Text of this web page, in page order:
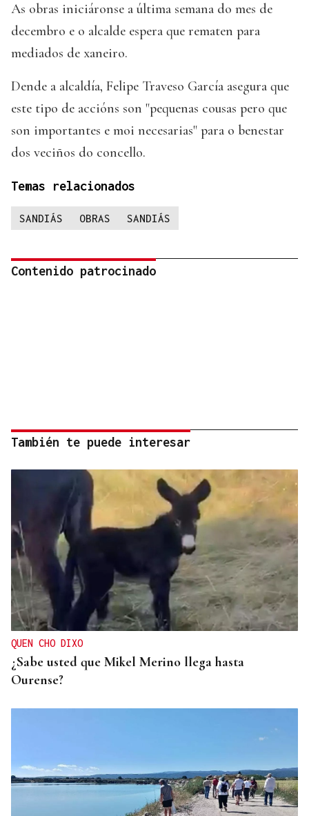
As obras iniciáronse a última semana do mes de
decembro e o alcalde espera que rematen para
mediados de xaneiro.
Dende a alcaldía, Felipe Traveso García asegura que
este tipo de accións son "pequenas cousas pero que
son importantes e moi necesarias" para o benestar
dos veciños do concello.
Temas relacionados
SANDIÁS OBRAS SANDIÁS
Contenido patrocinado
También te puede interesar
QUEN CHO DIXO
¿Sabe usted que Mikel Merino llega hasta
Ourense?